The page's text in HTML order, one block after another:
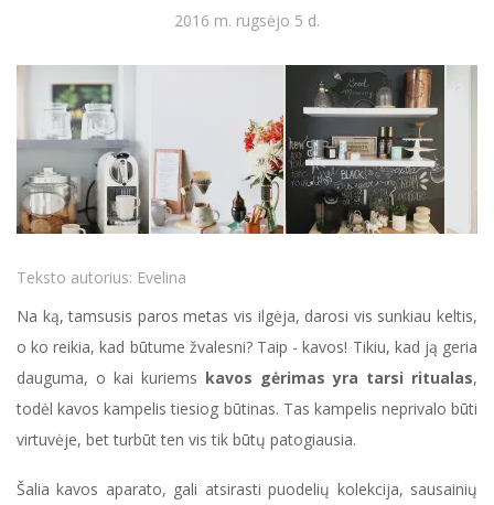
2016 m. rugsėjo 5 d.
Teksto autorius: Evelina
Na ką, tamsusis paros metas vis ilgėja, darosi vis sunkiau keltis,
o ko reikia, kad būtume žvalesni? Taip - kavos! Tikiu, kad ją geria
dauguma, o kai kuriems kavos gėrimas yra tarsi ritualas,
todėl kavos kampelis tiesiog būtinas. Tas kampelis neprivalo būti
virtuvėje, bet turbūt ten vis tik būtų patogiausia.
Šalia kavos aparato, gali atsirasti puodelių kolekcija, sausainių